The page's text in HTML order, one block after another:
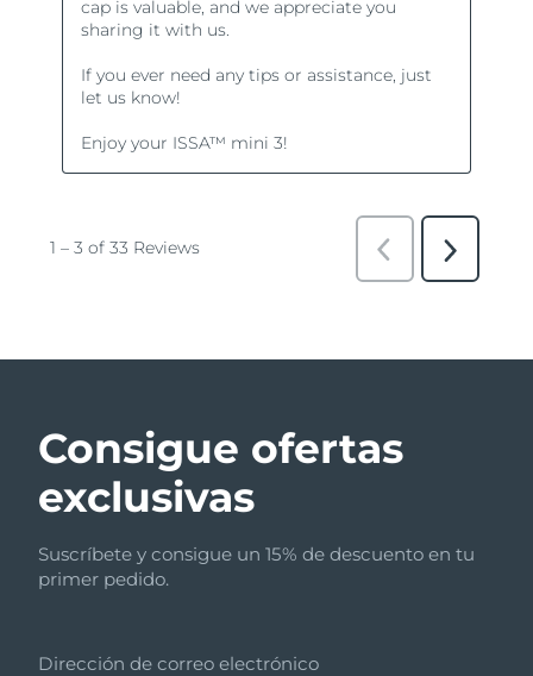
Consigue ofertas
exclusivas
Suscríbete y consigue un 15% de descuento en tu
primer pedido.
Dirección de correo electrónico